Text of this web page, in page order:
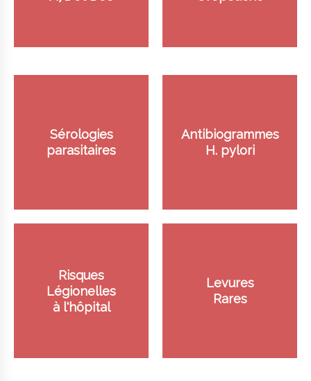
Sérologies
parasitaires
Antibiogrammes
H. pylori
Risques
Légionelles
à l'hôpital
Levures
Rares